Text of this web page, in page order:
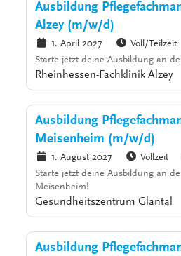
Ausbildung
Alzey (m/w/d)
1. April 2027 Voll/Teilzeit
Starte jetzt deine Ausbildung an
Rheinhessen-Fachklinik Alzey
Ausbildung
Meisenheim (m/w/d)
1. August 2027 Vollzeit
Starte jetzt deine Ausbildung an
Meisenheim!
Gesundheitszentrum Glantal
Ausbildung